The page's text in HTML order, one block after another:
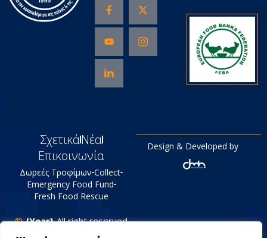
ΣχετικάΝέα
Επικοινωνία
Δωρεές Τροφίμων Collect
Emergency Food Fund
Fresh Food Rescue
© {Year}All right reserved
Tράπεζα Τροφίμων
Design & Developed by